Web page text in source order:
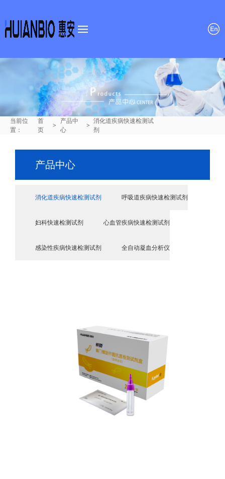
关于我们
产品中心
新闻资讯
当前位
置：
首
页
>
产品中
心
>
消化道疾病快速检测试
剂
产品中心
消化道疾病快速检测试剂 呼吸道疾病快速检测试剂
妇科快速检测试剂 心血管疾病快速检测试剂
感染性疾病快速检测试剂 全自动凝血分析仪